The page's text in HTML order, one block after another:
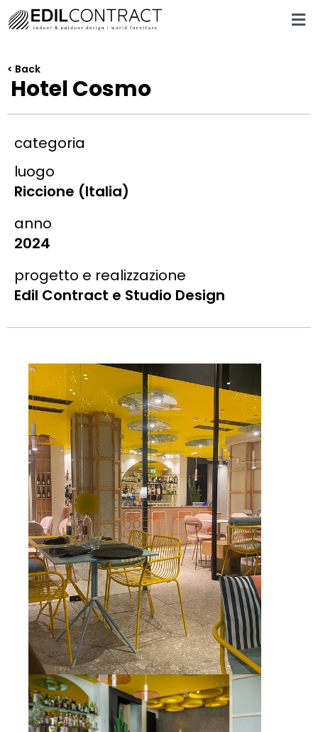
< Back
Hotel Cosmo
categoria
luogo
Riccione (Italia)
anno
2024
progetto e realizzazione
Edil Contract e Studio Design